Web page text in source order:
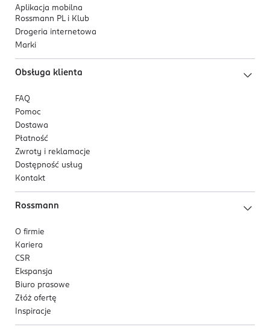
Aplikacja mobilna
Rossmann PL i Klub
Drogeria internetowa
Marki
Obsługa klienta
FAQ
Pomoc
Dostawa
Płatność
Zwroty i reklamacje
Dostępność usług
Kontakt
Rossmann
O firmie
Kariera
CSR
Ekspansja
Biuro prasowe
Złóż ofertę
Inspiracje